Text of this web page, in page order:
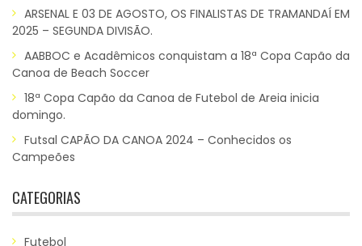
ARSENAL E 03 DE AGOSTO, OS FINALISTAS DE TRAMANDAÍ EM
2025 – SEGUNDA DIVISÃO.
AABBOC e Acadêmicos conquistam a 18ª Copa Capão da
Canoa de Beach Soccer
18ª Copa Capão da Canoa de Futebol de Areia inicia
domingo.
Futsal CAPÃO DA CANOA 2024 – Conhecidos os
Campeões
CATEGORIAS
Futebol